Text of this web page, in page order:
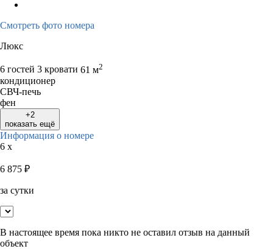
Смотреть фото номера
Люкс
6 гостей 3 кровати 61 м2
кондиционер
СВЧ-печь
фен
+2
показать ещё
Информация о номере
6 x
6 875 ₽
за сутки
В настоящее время пока никто не оставил отзыв на данный
объект